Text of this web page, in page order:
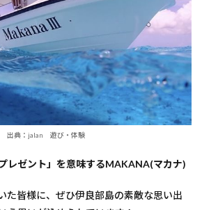
出典：jalan 遊び・体験
レゼント」を意味するMAKANA(マカナ)
た皆様に、ぜひ伊良部島の素敵な思い出